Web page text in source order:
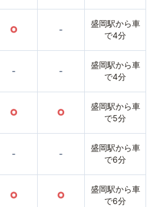
○ -
盛岡駅から車
で4分
- -
盛岡駅から車
で4分
○ ○
盛岡駅から車
で5分
- -
盛岡駅から車
で6分
○ ○
盛岡駅から車
で6分